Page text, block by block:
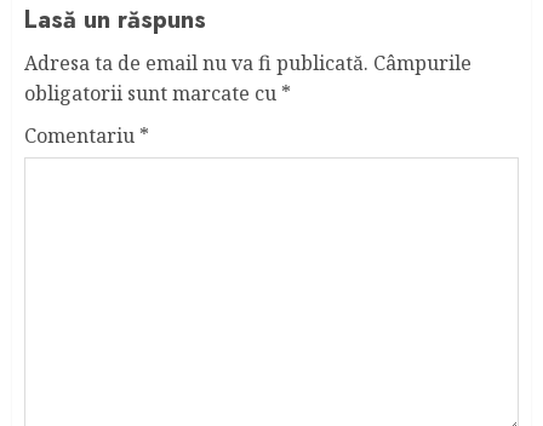
Lasă un răspuns
Adresa ta de email nu va fi publicată. Câmpurile
obligatorii sunt marcate cu *
Comentariu *